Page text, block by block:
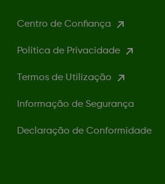
Centro de Confiança
Política de Privacidade
Termos de Utilização
Informação de Segurança
Declaração de Conformidade